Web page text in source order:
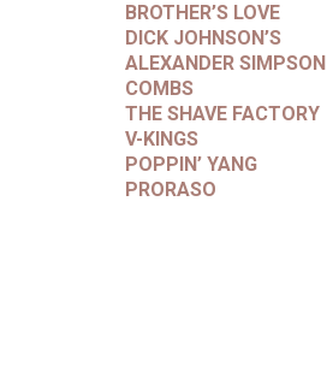
BROTHER’S LOVE
DICK JOHNSON’S
ALEXANDER SIMPSON
COMBS
THE SHAVE FACTORY
V-KINGS
POPPIN’ YANG
PRORASO